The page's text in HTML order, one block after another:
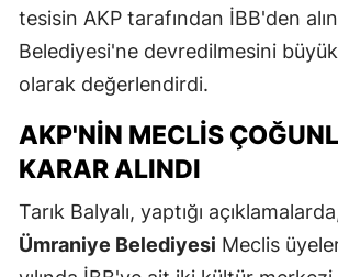
tesisin AKP tarafından İBB'den
Belediyesi'ne devredilmesini
olarak değerlendirdi.
AKP'NIN MECLIS
KARAR ALINDI
Tarık Balyalı, yaptığı
Ümraniye Belediyesi Meclis